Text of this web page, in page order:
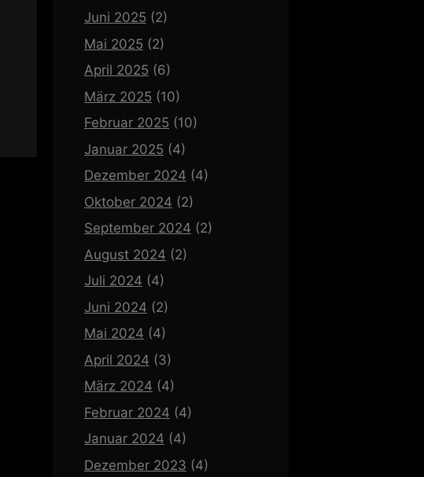
Juni 2025 (2)
Mai 2025 (2)
April 2025 (6)
März 2025 (10)
Februar 2025 (10)
Januar 2025 (4)
Dezember 2024 (4)
Oktober 2024 (2)
September 2024 (2)
August 2024 (2)
Juli 2024 (4)
Juni 2024 (2)
Mai 2024 (4)
April 2024 (3)
März 2024 (4)
Februar 2024 (4)
Januar 2024 (4)
Dezember 2023 (4)